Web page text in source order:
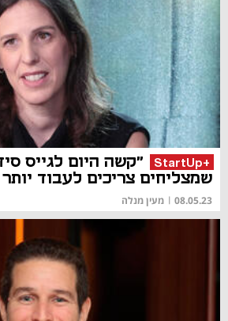
+StartUp
"קשה היום לגייס
שמצליחים צריכים לעבוד
08.05.23
| מעין מנלה